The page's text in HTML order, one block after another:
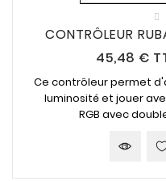
CONTRÔLEUR
45,48 €
Ce contrôleur permet
luminosité et jouer
RGB avec